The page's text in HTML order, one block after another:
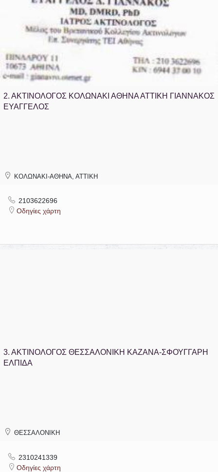
2. ΑΚΤΙΝΟΛΟΓΟΣ ΚΟΛΩΝΑΚΙ ΑΘΗΝΑ ΑΤΤΙΚΗ ΓΙΑΝΝΑΚΟΣ
ΕΥΑΓΓΕΛΟΣ
ΚΟΛΩΝΑΚΙ-ΑΘΗΝΑ, ΑΤΤΙΚΗ
2103622696
Οδηγίες χάρτη
3. ΑΚΤΙΝΟΛΟΓΟΣ ΘΕΣΣΑΛΟΝΙΚΗ ΚΑΖΑΝΑ-ΣΦΟΥΓΓΑΡΗ
ΕΛΠΙΔΑ
ΘΕΣΣΑΛΟΝΙΚΗ
2310241339
Οδηγίες χάρτη